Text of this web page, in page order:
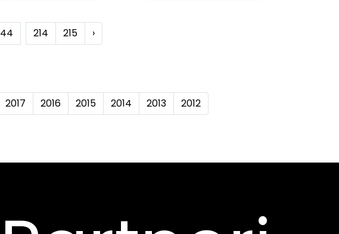
44 214 215 ›
2017 2016 2015 2014 2013 2012